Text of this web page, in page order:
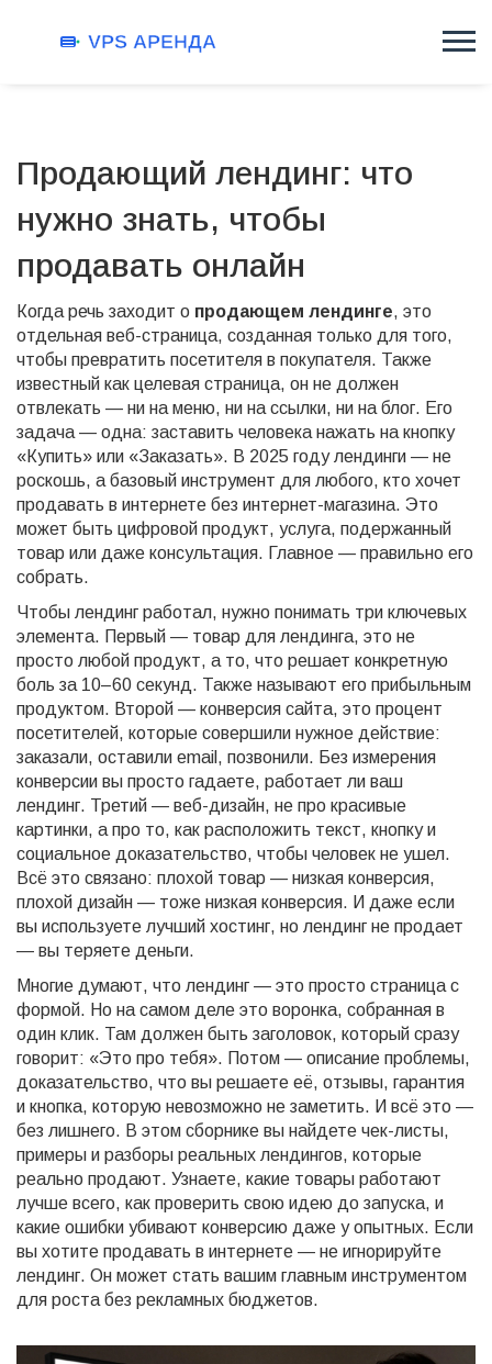
Продающий лендинг: что
нужно знать, чтобы
продавать онлайн
Когда речь заходит о продающем лендинге, это
отдельная веб-страница, созданная только для того,
чтобы превратить посетителя в покупателя. Также
известный как целевая страница, он не должен
отвлекать — ни на меню, ни на ссылки, ни на блог. Его
задача — одна: заставить человека нажать на кнопку
«Купить» или «Заказать». В 2025 году лендинги — не
роскошь, а базовый инструмент для любого, кто хочет
продавать в интернете без интернет-магазина. Это
может быть цифровой продукт, услуга, подержанный
товар или даже консультация. Главное — правильно его
собрать.
Чтобы лендинг работал, нужно понимать три ключевых
элемента. Первый — товар для лендинга, это не
просто любой продукт, а то, что решает конкретную
боль за 10–60 секунд. Также называют его прибыльным
продуктом. Второй — конверсия сайта, это процент
посетителей, которые совершили нужное действие:
заказали, оставили email, позвонили. Без измерения
конверсии вы просто гадаете, работает ли ваш
лендинг. Третий — веб-дизайн, не про красивые
картинки, а про то, как расположить текст, кнопку и
социальное доказательство, чтобы человек не ушел.
Всё это связано: плохой товар — низкая конверсия,
плохой дизайн — тоже низкая конверсия. И даже если
вы используете лучший хостинг, но лендинг не продает
— вы теряете деньги.
Многие думают, что лендинг — это просто страница с
формой. Но на самом деле это воронка, собранная в
один клик. Там должен быть заголовок, который сразу
говорит: «Это про тебя». Потом — описание проблемы,
доказательство, что вы решаете её, отзывы, гарантия
и кнопка, которую невозможно не заметить. И всё это —
без лишнего. В этом сборнике вы найдете чек-листы,
примеры и разборы реальных лендингов, которые
реально продают. Узнаете, какие товары работают
лучше всего, как проверить свою идею до запуска, и
какие ошибки убивают конверсию даже у опытных. Если
вы хотите продавать в интернете — не игнорируйте
лендинг. Он может стать вашим главным инструментом
для роста без рекламных бюджетов.